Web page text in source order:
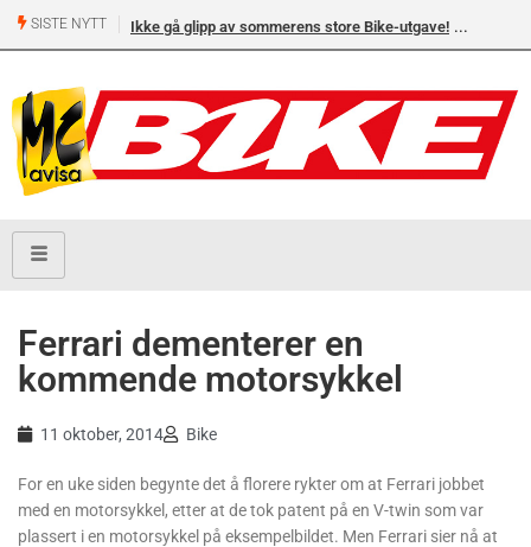
SISTE NYTT Ikke gå glipp av sommerens store Bike-utgave!
Ferrari dementerer en
kommende motorsykkel
11 oktober, 2014 Bike
For en uke siden begynte det å florere rykter om at Ferrari jobbet
med en motorsykkel, etter at de tok patent på en V-twin som var
plassert i en motorsykkel på eksempelbildet. Men Ferrari sier nå at